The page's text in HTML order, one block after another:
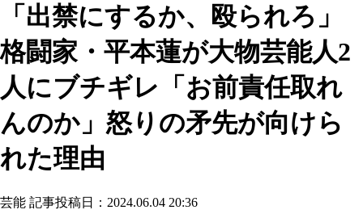
「出禁にするか、殴られろ」
格闘家・平本蓮が大物芸能人2
人にブチギレ「お前責任取れ
んのか」怒りの矛先が向けら
れた理由
芸能 記事投稿日：2024.06.04 20:36